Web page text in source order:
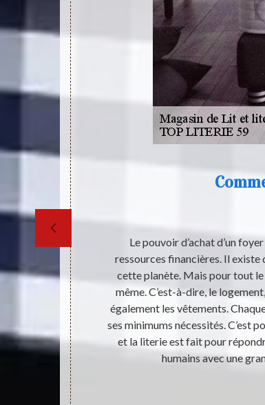
de
pouvez
Le pouvoir d’achat d’un
ressources financières. Il existe
cette planète. Mais pour tout
même. C’est-à-dire, le
également les vêtements.
ses minimums nécessités. C’est
et la literie est fait pour
humains avec une